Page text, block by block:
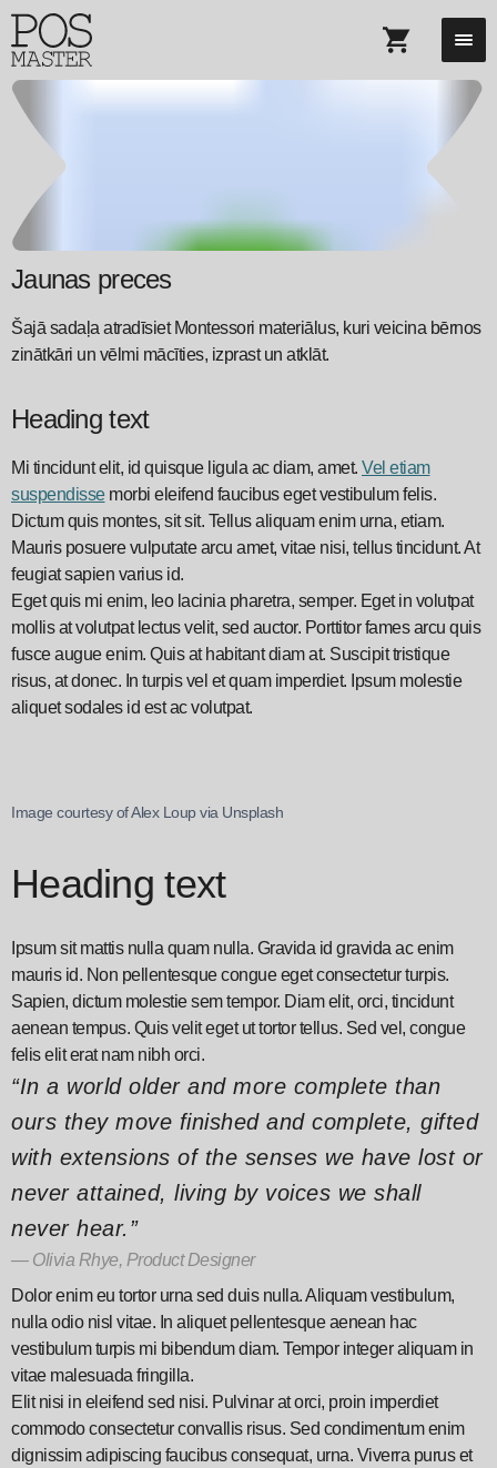
Jaunas preces
Šajā sadaļa atradīsiet Montessori materiālus, kuri veicina bērnos
zinātkāri un vēlmi mācīties, izprast un atklāt.
Heading text
Mi tincidunt elit, id quisque ligula ac diam, amet. Vel etiam
suspendissemorbi eleifend faucibus eget vestibulum felis.
Dictum quis montes, sit sit. Tellus aliquam enim urna, etiam.
Mauris posuere vulputate arcu amet, vitae nisi, tellus tincidunt. At
feugiat sapien varius id.
Eget quis mi enim, leo lacinia pharetra, semper. Eget in volutpat
mollis at volutpat lectus velit, sed auctor. Porttitor fames arcu quis
fusce augue enim. Quis at habitant diam at. Suscipit tristique
risus, at donec. In turpis vel et quam imperdiet. Ipsum molestie
aliquet sodales id est ac volutpat.
Image courtesy of Alex Loup via Unsplash
Heading text
Ipsum sit mattis nulla quam nulla. Gravida id gravida ac enim
mauris id. Non pellentesque congue eget consectetur turpis.
Sapien, dictum molestie sem tempor. Diam elit, orci, tincidunt
aenean tempus. Quis velit eget ut tortor tellus. Sed vel, congue
felis elit erat nam nibh orci.
“In a world older and more complete than
ours they move finished and complete, gifted
with extensions of the senses we have lost or
never attained, living by voices we shall
never hear.”
Olivia Rhye, Product Designer
Dolor enim eu tortor urna sed duis nulla. Aliquam vestibulum,
nulla odio nisl vitae. In aliquet pellentesque aenean hac
vestibulum turpis mi bibendum diam. Tempor integer aliquam in
vitae malesuada fringilla.
Elit nisi in eleifend sed nisi. Pulvinar at orci, proin imperdiet
commodo consectetur convallis risus. Sed condimentum enim
dignissim adipiscing faucibus consequat, urna. Viverra purus et